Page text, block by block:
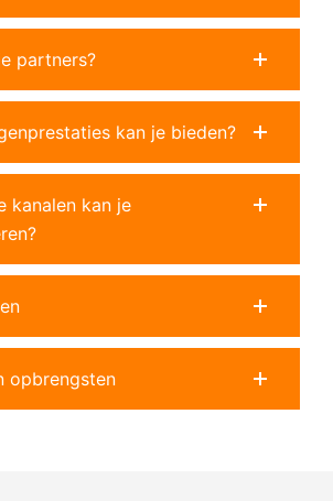
partners?
kan je bieden?
kanalen kan je
opbrengsten